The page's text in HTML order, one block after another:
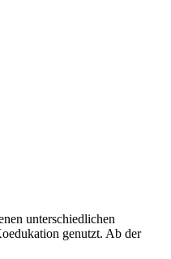
unterschiedlichen
genutzt. Ab der